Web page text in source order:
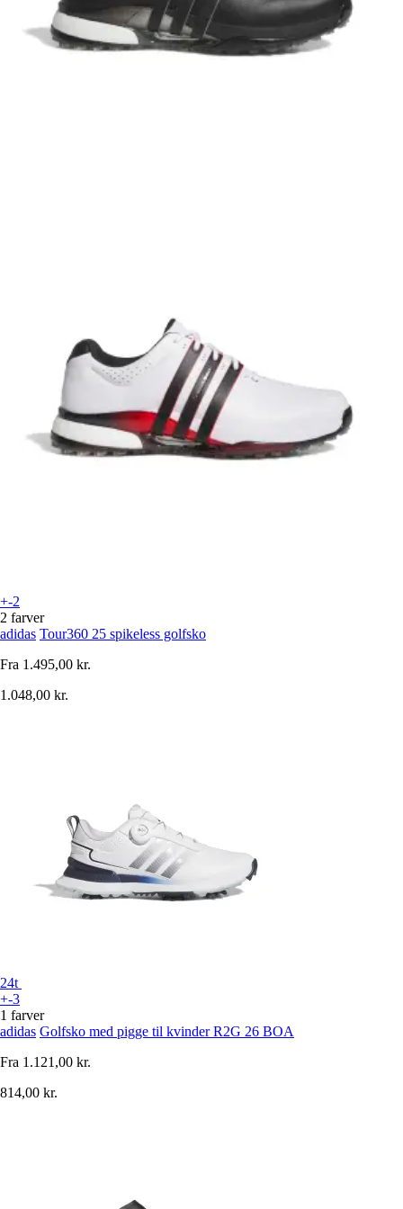
+-2
2 farver
adidas Tour360 25 spikeless golfsko
Fra 1.495,00 kr.
1.048,00 kr.
24t
+-3
1 farver
adidas Golfsko med pigge til kvinder R2G 26 BOA
Fra 1.121,00 kr.
814,00 kr.